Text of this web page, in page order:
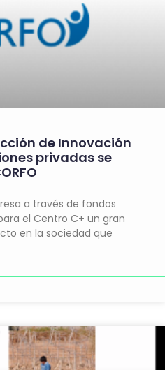
de Innovación
privadas se
a través de fondos
el Centro C+ un gran
en la sociedad que